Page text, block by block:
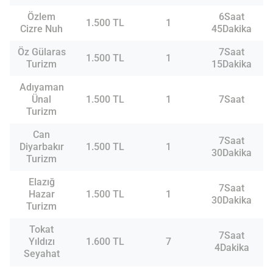
Özlem
Cizre Nuh
1.500 TL 1
6Saat
45Dakika
Öz Gülaras
Turizm
1.500 TL 1
7Saat
15Dakika
Adıyaman
Ünal
Turizm
1.500 TL 1 7Saat
Can
Diyarbakır
Turizm
1.500 TL 1
7Saat
30Dakika
Elazığ
Hazar
Turizm
1.500 TL 1
7Saat
30Dakika
Tokat
Yıldızı
Seyahat
1.600 TL 7
7Saat
4Dakika